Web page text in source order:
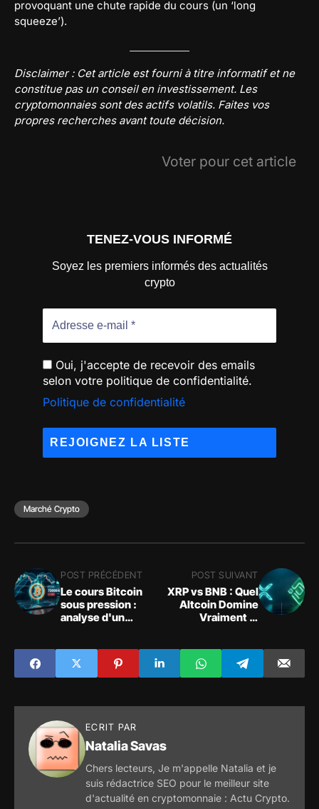
provoquant une chute rapide du cours (un ‘long
squeeze’).
Disclaimer : Cet article est fourni à titre informatif et ne
constitue pas un conseil en investissement. Les
cryptomonnaies sont des actifs volatils. Faites vos
propres recherches avant toute décision.
Voter pour cet article
TENEZ-VOUS INFORMÉ
Soyez les premiers informés des actualités
crypto
Oui, j'accepte de recevoir des emails
selon votre politique de confidentialité.
Politique de confidentialité
Marché Crypto
POST PRÉCÉDENT
Le cours Bitcoin
sous pression :
analyse d'un
crypto hésitant
POST SUIVANT
XRP vs BNB : Quel
Altcoin Domine
Vraiment le
ECRIT PAR
Natalia Savas
Chers lecteurs, Je m'appelle Natalia et je
suis rédactrice SEO pour le meilleur site
d'actualité en cryptomonnaie : Actu Crypto.